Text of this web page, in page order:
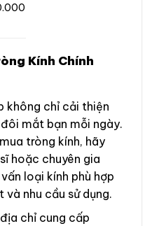
Kính Chính
không chỉ cải thiện
mắt bạn mỗi ngày.
tròng kính, hãy
hoặc chuyên gia
loại kính phù hợp
nhu cầu sử dụng.
địa chỉ cung cấp